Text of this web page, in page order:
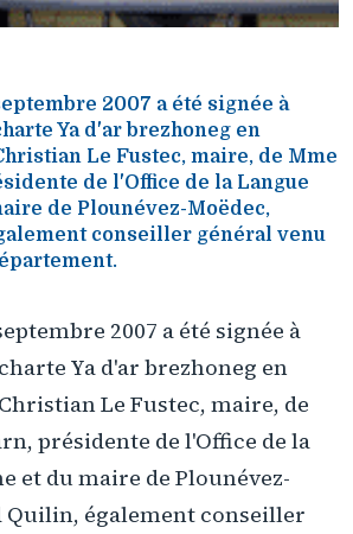
2007 a été signée à
Ya d'ar brezhoneg en
Le Fustec, maire, de Mme
de l'Office de la Langue
de Plounévez-Moëdec,
conseiller général venu
2007 a été signée à
Ya d'ar brezhoneg en
Le Fustec, maire, de
présidente de l'Office de la
et du maire de Plounévez-
Quilin, également conseiller